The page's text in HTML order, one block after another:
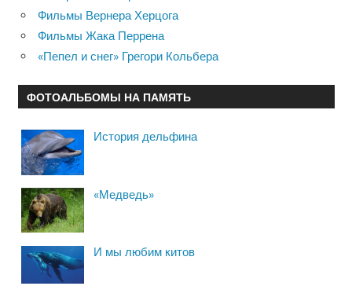
Фильмы Вернера Херцога
Фильмы Жака Перрена
«Пепел и снег» Грегори Кольбера
ФОТОАЛЬБОМЫ НА ПАМЯТЬ
История дельфина
«Медведь»
И мы любим китов